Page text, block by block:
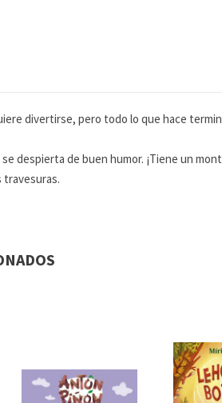
divertirse, pero todo lo que hace
despierta de buen humor. ¡Tiene un
travesuras.